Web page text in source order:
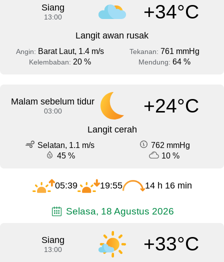
Siang
13:00 +34°C
Langit awan rusak
Angin: Barat Laut, 1.4 m/s Tekanan: 761 mmHg
Kelembaban: 20 % Mendung: 64 %
Malam sebelum tidur
03:00 +24°C
Langit cerah
Selatan, 1.1 m/s
762 mmHg
45 %
10 %
05:39 19:55 14 h 16 min
Selasa, 18 Agustus 2026
Siang
13:00 +33°C